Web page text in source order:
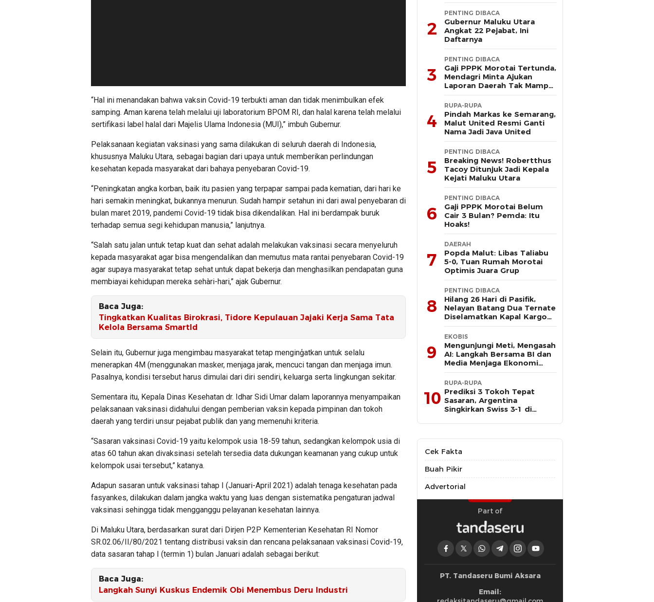
“Hal ini menandakan bahwa vaksin Covid-19 terbukti aman dan tidak menimbulkan efek
samping. Aman karena telah melalui uji laboratorium BPOM RI, dan halal karena telah melalui
sertifikasi label halal dari Majelis Ulama Indonesia (MUI),” imbuh Gubernur.
Pelaksanaan kegiatan vaksinasi yang sama dilakukan di seluruh daerah di Indonesia,
khususnya Maluku Utara, sebagai bagian dari upaya untuk memberikan perlindungan
kesehatan kepada masyarakat dari bahaya penyebaran Covid-19.
“Peningkatan angka korban, baik itu pasien yang terpapar sampai pada kematian, dari hari ke
hari semakin meningkat, bukannya menurun. Sudah hampir setahun ini dari awal penyebaran di
bulan maret 2019, pandemi Covid-19 tidak bisa dikendalikan. Hal ini berdampak buruk
terhadap semua segi kehidupan manusia,” lanjutnya.
“Salah satu jalan untuk tetap kuat dan sehat adalah melakukan vaksinasi secara menyeluruh
kepada masyarakat agar bisa mengendalikan dan memutus mata rantai penyebaran Covid-19
agar supaya masyarakat tetap sehat untuk dapat bekerja dan menghasilkan pendapatan guna
membiayai kehidupan mereka sehàri-hari,” ajak Gubernur.
Baca Juga:
Tingkatkan Kualitas Birokrasi, Tidore Kepulauan Jajaki Kerja Sama Tata
Kelola Bersama SmartId
Selain itu, Gubernur juga mengimbau masyarakat tetap menginģatkan untuk selalu
menerapkan 4M (menggunakan masker, menjaga jarak, mencuci tangan dan menjaga imun.
Pasalnya, kondisi tersebut harus dimulai dari diri sendiri, keluarga serta lingkungan sekitar.
Sementara itu, Kepala Dinas Kesehatan dr. Idhar Sidi Umar dalam laporannya menyampaikan
pelaksanaan vaksinasi didahului dengan pemberian vaksin kepada pimpinan dan tokoh
daerah yang terdiri unsur pejabat publik dan yang memenuhi kriteria.
“Sasaran vaksinasi Covid-19 yaitu kelompok usia 18-59 tahun, sedangkan kelompok usia di
atas 60 tahun akan divaksinasi setelah tersedia data dukungan keamanan yang cukup untuk
kelompok usai tersebut,” katanya.
Adapun sasaran untuk vaksinasi tahap I (Januari-April 2021) adalah tenaga kesehatan pada
fasyankes, dilakukan dalam jangka waktu yang luas dengan sistematika pengaturan jadwal
vaksinasi sehingga tidak mengganggu pelayanan kesehatan lainnya.
Di Maluku Utara, berdasarkan surat dari Dirjen P2P Kementerian Kesehatan RI Nomor
SR.02.06/II/80/2021 tentang distribusi vaksin dan rencana pelaksanaan vaksinasi Covid-19,
data sasaran tahap I (termin 1) bulan Januari adalah sebagai berikut:
Baca Juga:
Langkah Sunyi Kuskus Endemik Obi Menembus Deru Industri
2
PENTING DIBACA
Gubernur Maluku Utara
Angkat 22 Pejabat, Ini
Daftarnya
3
PENTING DIBACA
Gaji PPPK Morotai Tertunda,
Mendagri Minta Ajukan
Laporan Daerah Tak Mampu
Bayar Pegawai
4
RUPA-RUPA
Pindah Markas ke Semarang,
Malut United Resmi Ganti
Nama Jadi Java United
5
PENTING DIBACA
Breaking News! Robertthus
Tacoy Ditunjuk Jadi Kepala
Kejati Maluku Utara
6
PENTING DIBACA
Gaji PPPK Morotai Belum
Cair 3 Bulan? Pemda: Itu
Hoaks!
7
DAERAH
Popda Malut: Libas Taliabu
5-0, Tuan Rumah Morotai
Optimis Juara Grup
8
PENTING DIBACA
Hilang 26 Hari di Pasifik,
Nelayan Batang Dua Ternate
Diselamatkan Kapal Kargo
Prancis
9
EKOBIS
Mengunjungi Meti, Mengasah
AI: Langkah Bersama BI dan
Media Menjaga Ekonomi
Maluku Utara
10
RUPA-RUPA
Prediksi 3 Tokoh Tepat
Sasaran, Argentina
Singkirkan Swiss 3-1 di
Cek Fakta
Buah Pikir
Advertorial
Part of
PT. Tandaseru Bumi Aksara
Email: